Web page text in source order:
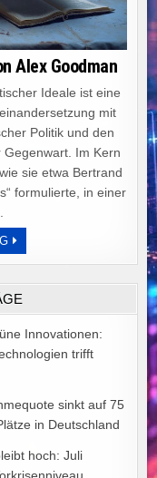
Alex Goodman
Ideale ist eine
mit
Politik und den
Im Kern
sie etwa Bertrand
formulierte, in einer
DER
PREIS
POLITISCHER
VON
ALEX
Innovationen:
trifft
sinkt auf 75
in Deutschland
hoch: Juli